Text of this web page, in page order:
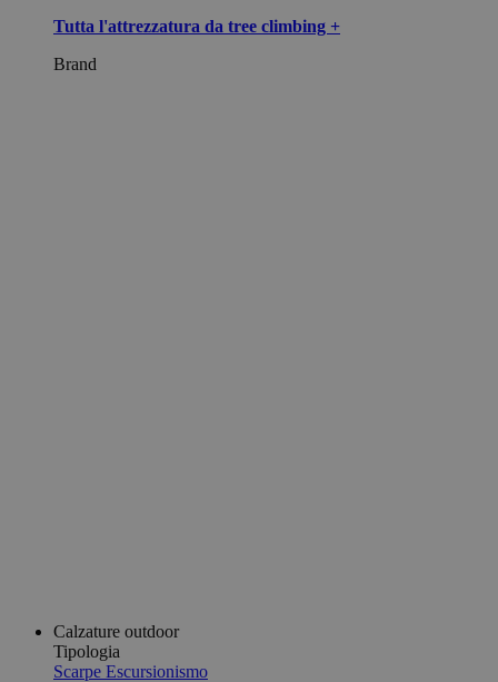
Tutta l'attrezzatura da tree climbing +
Brand
Calzature outdoor
Tipologia
Scarpe Escursionismo